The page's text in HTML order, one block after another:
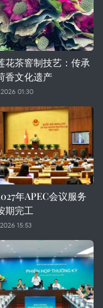
花茶窨制技艺：传承
香文化遗产
01:30
年APEC会议服务
期完工
15:53